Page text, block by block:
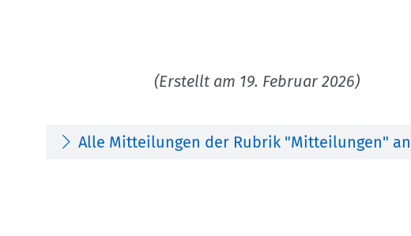
(Erstellt am 19. Februar 2026)
Alle Mitteilungen der Rubrik "Mitteilungen"